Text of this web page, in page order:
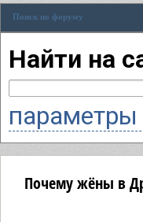
РАЗДЕЛ: Разное
Поиск по форуму
Найти на
параметры
Почему жёны в